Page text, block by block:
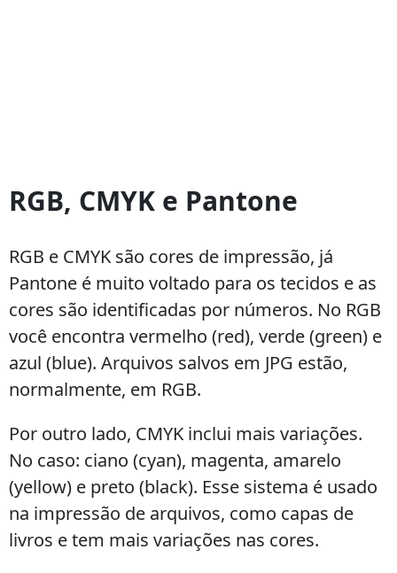
RGB, CMYK e Pantone
RGB e CMYK são cores de impressão, já
Pantone é muito voltado para os tecidos e as
cores são identificadas por números. No RGB
você encontra vermelho (red), verde (green) e
azul (blue). Arquivos salvos em JPG estão,
normalmente, em RGB.
Por outro lado, CMYK inclui mais variações.
No caso: ciano (cyan), magenta, amarelo
(yellow) e preto (black). Esse sistema é usado
na impressão de arquivos, como capas de
livros e tem mais variações nas cores.